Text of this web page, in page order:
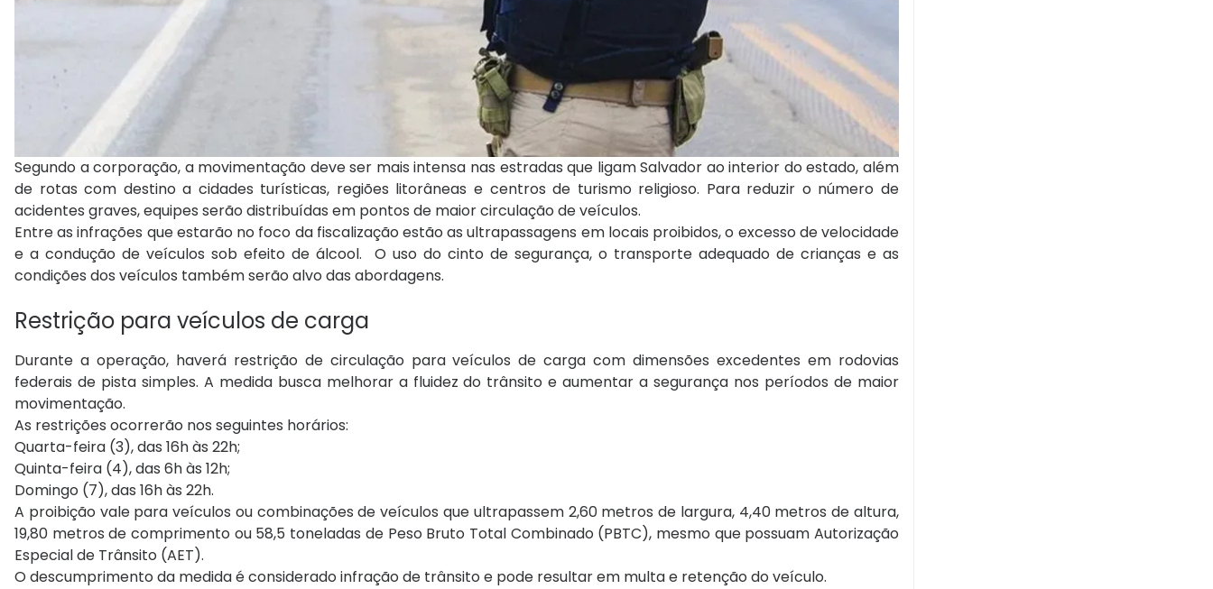
Segundo a corporação, a movimentação deve ser mais intensa nas estradas que ligam Salvador ao interior do estado, além
de rotas com destino a cidades turísticas, regiões litorâneas e centros de turismo religioso. Para reduzir o número de
acidentes graves, equipes serão distribuídas em pontos de maior circulação de veículos.
Entre as infrações que estarão no foco da fiscalização estão as ultrapassagens em locais proibidos, o excesso de velocidade
e a condução de veículos sob efeito de álcool. O uso do cinto de segurança, o transporte adequado de crianças e as
condições dos veículos também serão alvo das abordagens.
Restrição para veículos de carga
Durante a operação, haverá restrição de circulação para veículos de carga com dimensões excedentes em rodovias
federais de pista simples. A medida busca melhorar a fluidez do trânsito e aumentar a segurança nos períodos de maior
movimentação.
As restrições ocorrerão nos seguintes horários:
Quarta-feira (3), das 16h às 22h;
Quinta-feira (4), das 6h às 12h;
Domingo (7), das 16h às 22h.
A proibição vale para veículos ou combinações de veículos que ultrapassem 2,60 metros de largura, 4,40 metros de altura,
19,80 metros de comprimento ou 58,5 toneladas de Peso Bruto Total Combinado (PBTC), mesmo que possuam Autorização
Especial de Trânsito (AET).
O descumprimento da medida é considerado infração de trânsito e pode resultar em multa e retenção do veículo.